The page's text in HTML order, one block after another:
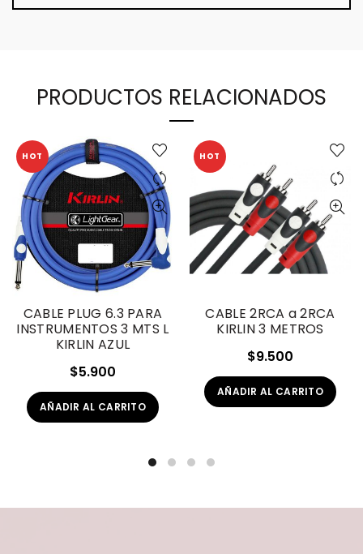
PRODUCTOS RELACIONADOS
HOT
CABLE PLUG 6.3 PARA
INSTRUMENTOS 3 MTS L
KIRLIN AZUL
$5.900
AÑADIR AL CARRITO
HOT
CABLE 2RCA a 2RCA
KIRLIN 3 METROS
$9.500
AÑADIR AL CARRITO